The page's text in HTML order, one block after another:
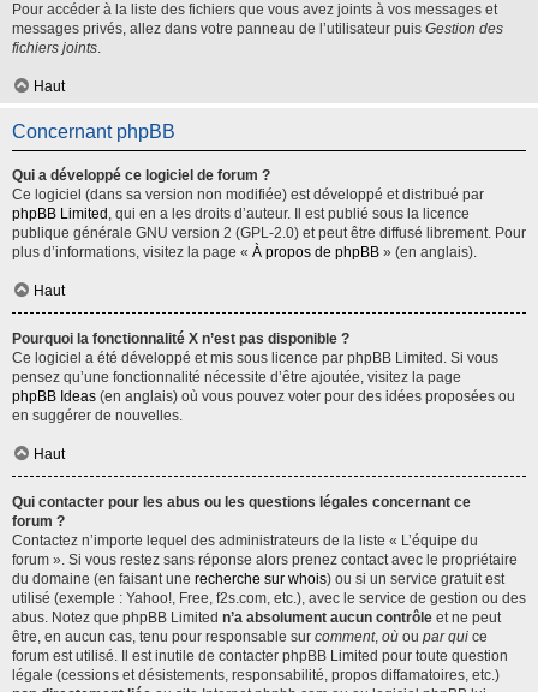
Pour accéder à la liste des fichiers que vous avez joints à vos messages et
messages privés, allez dans votre panneau de l’utilisateur puis Gestion des
fichiers joints.
Haut
Concernant phpBB
Qui a développé ce logiciel de forum ?
Ce logiciel (dans sa version non modifiée) est développé et distribué par
phpBB Limited , qui en a les droits d’auteur. Il est publié sous la licence
publique générale GNU version 2 (GPL-2.0) et peut être diffusé librement. Pour
plus d’informations, visitez la page « À propos de phpBB » (en anglais).
Haut
Pourquoi la fonctionnalité X n’est pas disponible ?
Ce logiciel a été développé et mis sous licence par phpBB Limited. Si vous
pensez qu’une fonctionnalité nécessite d’être ajoutée, visitez la page
phpBB Ideas (en anglais) où vous pouvez voter pour des idées proposées ou
en suggérer de nouvelles.
Haut
Qui contacter pour les abus ou les questions légales concernant ce
forum ?
Contactez n’importe lequel des administrateurs de la liste « L’équipe du
forum ». Si vous restez sans réponse alors prenez contact avec le propriétaire
du domaine (en faisant une recherche sur whois) ou si un service gratuit est
utilisé (exemple : Yahoo!, Free, f2s.com, etc.), avec le service de gestion ou des
abus. Notez que phpBB Limited n’a absolument aucun contrôle et ne peut
être, en aucun cas, tenu pour responsable sur comment, où ou par qui ce
forum est utilisé. Il est inutile de contacter phpBB Limited pour toute question
légale (cessions et désistements, responsabilité, propos diffamatoires, etc.)